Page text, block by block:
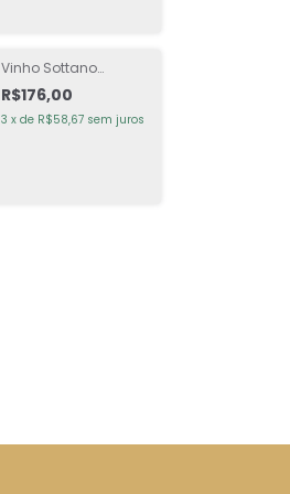
Vinho Sottano
Sauvignon
R$176,00
3 xde R$58,67 sem juros